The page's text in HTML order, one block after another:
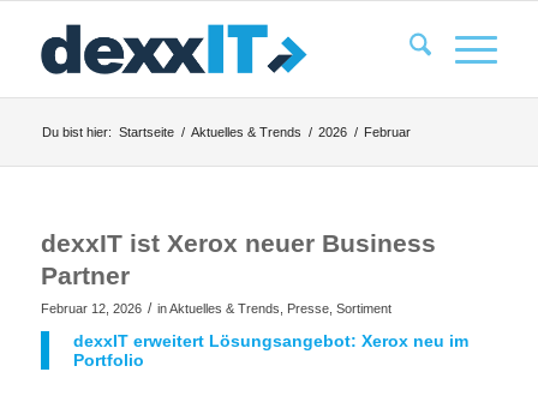
Du bist hier: Startseite / Aktuelles & Trends / 2026 / Februar
dexxIT ist Xerox neuer Business
Partner
Februar 12, 2026 / inAktuelles & Trends Presse, Sortiment
dexxIT erweitert Lösungsangebot: Xerox neu im
Portfolio